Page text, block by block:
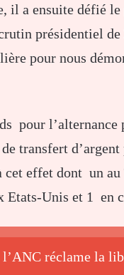
il a ensuite défié
présidentiel
pour nous
pour l’alternance
transfert
effet dont un
Etats-Unis et 1 en
l’ANC réclame la